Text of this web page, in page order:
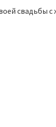
свадьбы с